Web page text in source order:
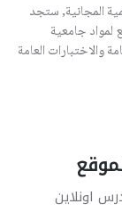
المجانية, ستجد
لمواد جامعية
العامة
اونلاين